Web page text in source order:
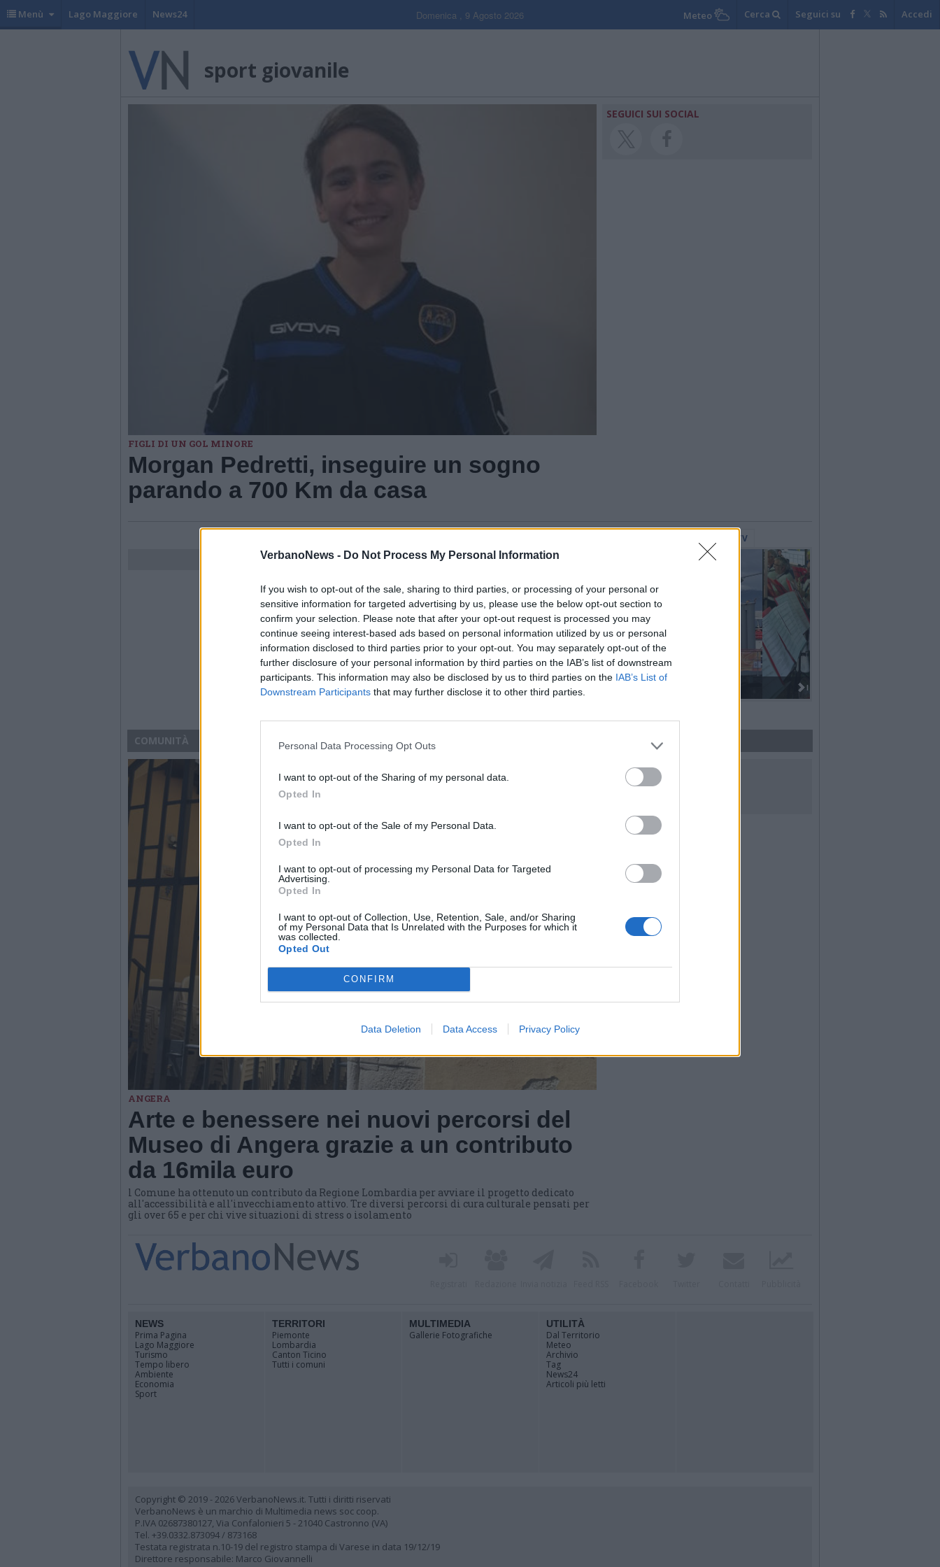
VerbanoNews - Do Not Process My Personal Information
If you wish to opt-out of the sale, sharing to third parties, or processing of your personal or
sensitive information for targeted advertising by us, please use the below opt-out section to
confirm your selection. Please note that after your opt-out request is processed you may
continue seeing interest-based ads based on personal information utilized by us or personal
information disclosed to third parties prior to your opt-out. You may separately opt-out of the
further disclosure of your personal information by third parties on the IAB’s list of downstream
participants. This information may also be disclosed by us to third parties on the IAB’s List of
Downstream Participants that may further disclose it to other third parties.
Personal Data Processing Opt Outs
I want to opt-out of the Sharing of my personal data.
Opted In
I want to opt-out of the Sale of my Personal Data.
Opted In
I want to opt-out of processing my Personal Data for Targeted
Advertising.
Opted In
I want to opt-out of Collection, Use, Retention, Sale, and/or Sharing
of my Personal Data that Is Unrelated with the Purposes for which it
was collected.
Opted Out
CONFIRM
Data Deletion Data Access Privacy Policy
Menù Lago Maggiore News24 Domenica , 9 Agosto 2026 Meteo Cerca Seguici su Accedi
sport giovanile
FIGLI DI UN GOL MINORE
Morgan Pedretti, inseguire un sogno
parando a 700 Km da casa
SEGUICI SUI SOCIAL
Guarda l'archivio
WebTV
COMUNITÀ
ANGERA
Arte e benessere nei nuovi percorsi del
Museo di Angera grazie a un contributo
da 16mila euro
l Comune ha ottenuto un contributo da Regione Lombardia per avviare il progetto dedicato
all'accessibilità e all'invecchiamento attivo. Tre diversi percorsi di cura culturale pensati per
gli over 65 e per chi vive situazioni di stress o isolamento
SEGUICI SUI SOCIAL
NEWS
Prima Pagina
Lago Maggiore
Turismo
Tempo libero
Ambiente
Economia
Sport
TERRITORI
Piemonte
Lombardia
Canton Ticino
Tutti i comuni
MULTIMEDIA
Gallerie Fotografiche
UTILITÀ
Dal Territorio
Meteo
Archivio
Tag
News24
Articoli più letti
Copyright © 2019 - 2026 VerbanoNews.it. Tutti i diritti riservati
VerbanoNews è un marchio di Multimedia news soc coop.
P.IVA 02687380127, Via Confalonieri 5 - 21040 Castronno (VA)
Tel. +39.0332.873094 / 873168
Testata registrata n.10-19 del registro stampa di Varese in data 19/12/19
Direttore responsabile: Marco Giovannelli